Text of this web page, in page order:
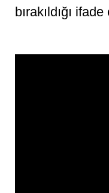
bırakıldığı